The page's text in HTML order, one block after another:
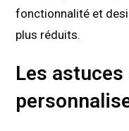
fonctionnalité et
plus réduits.
Les